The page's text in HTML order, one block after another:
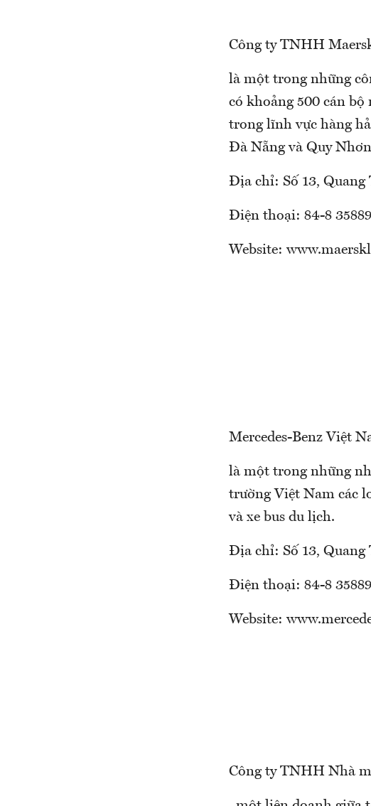
Công ty TNHH
là một trong những
có khoảng 500 cán
trong lĩnh vực hàng
Đà Nẵng và Quy
Địa chỉ: Số 13, Quang
Điện thoại: 84-8
Website:
Mercedes-Benz Việt
là một trong những
trường Việt Nam các
và xe bus du lịch.
Địa chỉ: Số 13, Quang
Điện thoại: 84-8
Website:
Công ty TNHH Nhà